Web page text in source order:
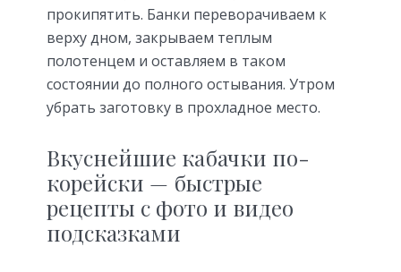
прокипятить. Банки переворачиваем к
верху дном, закрываем теплым
полотенцем и оставляем в таком
состоянии до полного остывания. Утром
убрать заготовку в прохладное место.
Вкуснейшие кабачки по-
корейски — быстрые
рецепты с фото и видео
подсказками